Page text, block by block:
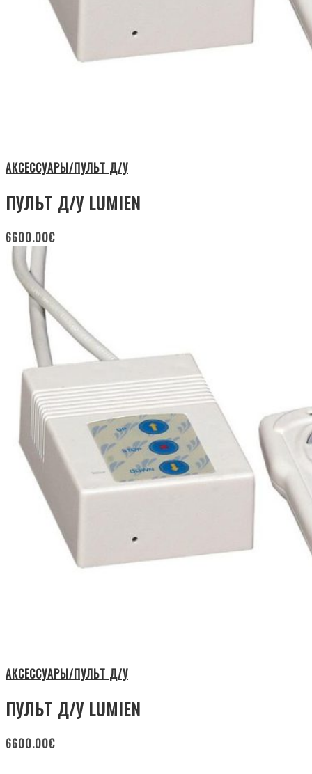
АКСЕССУАРЫ/ПУЛЬТ Д/У
ПУЛЬТ Д/У LUMIEN
6600.00€
АКСЕССУАРЫ/ПУЛЬТ Д/У
ПУЛЬТ Д/У LUMIEN
6600.00€